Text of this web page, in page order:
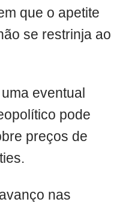
que o apetite
se restrinja ao
eventual
pode
preços de
nas